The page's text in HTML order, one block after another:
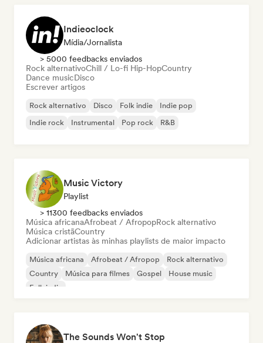
Indieoclock
Mídia/Jornalista
> 5000 feedbacks enviados
Rock alternativoChill / Lo-fi Hip-HopCountry
Dance musicDisco
Escrever artigos
Rock alternativo Disco Folk indie
Indie pop
Indie rock
Instrumental Pop rock R&B
Music Victory
Playlist
> 11300 feedbacks enviados
Música africanaAfrobeat / AfropopRock alternativo
Música cristãCountry
Adicionar artistas às minhas playlists de maior impacto
Música africana Afrobeat / Afropop
Rock alternativo
Country
Música para filmes Gospel
House music
Folk indie
The Sounds Won't Stop